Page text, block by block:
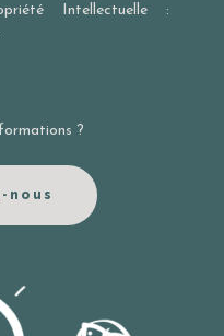
Intellectuelle :
?
nous